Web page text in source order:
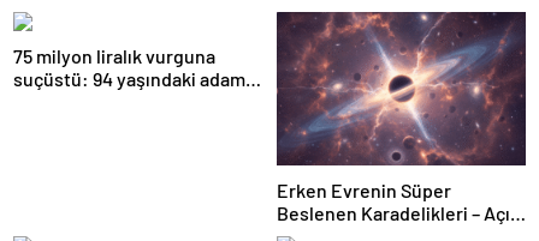
75 milyon liralık vurguna
suçüstü: 94 yaşındaki adamın
Erken Evrenin Süper
Beslenen Karadelikleri – Açık
Bilim